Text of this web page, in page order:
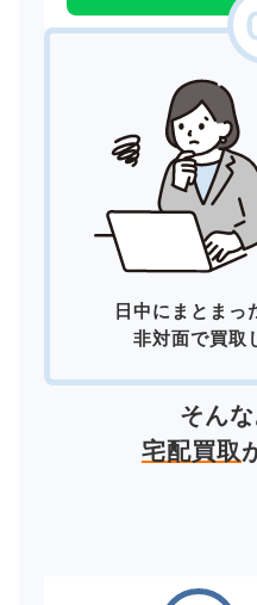
日中にまとまっ
非対面で買取
そん
宅配買取